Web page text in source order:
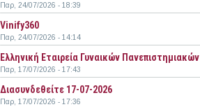
Παρ, 24/07/2026 - 18:39
Vinify360
Παρ, 24/07/2026 - 14:14
Ελληνική Εταιρεία Γυναικών Πανεπιστημιακών
Παρ, 17/07/2026 - 17:43
Διασυνδεθείτε 17-07-2026
Παρ, 17/07/2026 - 17:36